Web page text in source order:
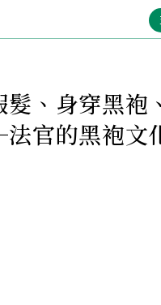
髮、身穿黑袍
官的黑袍文